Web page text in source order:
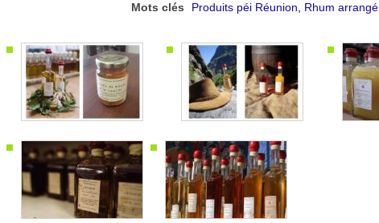
Mots clés
Produits péi Réunion Rhum arrangé